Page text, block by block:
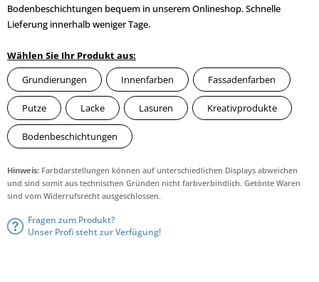
Bodenbeschichtungen bequem in unserem Onlineshop. Schnelle
Lieferung innerhalb weniger Tage.
Wählen Sie Ihr Produkt aus:
Grundierungen
Innenfarben Fassadenfarben
Putze Lacke Lasuren Kreativprodukte
Bodenbeschichtungen
Hinweis: Farbdarstellungen können auf unterschiedlichen Displays abweichen
und sind somit aus technischen Gründen nicht farbverbindlich. Getönte Waren
sind vom Widerrufsrecht ausgeschlossen.
Fragen zum Produkt?
Unser Profi steht zur Verfügung!